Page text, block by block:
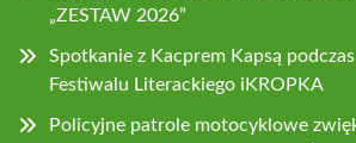
„ZESTAW 2026”
Spotkanie z Kacprem Kapsą
Festiwalu Literackiego iKROPKA
Policyjne patrole motocyklowe